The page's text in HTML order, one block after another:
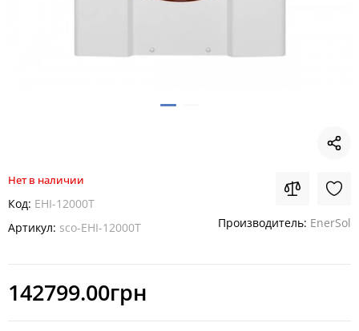
Нет в наличии
Код: EHI-12000T
Артикул: sco-EHI-12000T Производитель: EnerSol
142799.00грн